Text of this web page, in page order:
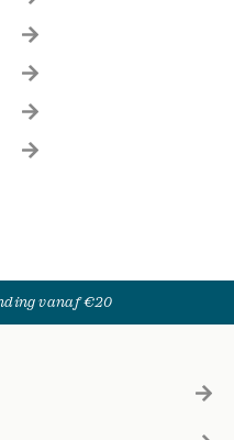
vanaf €20